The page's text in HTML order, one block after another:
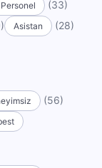
Personel (33)
Asistan (28)
(56)